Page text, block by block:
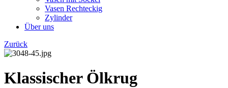
Vasen Rechteckig
Zylinder
Über uns
Zurück
Klassischer Ölkrug